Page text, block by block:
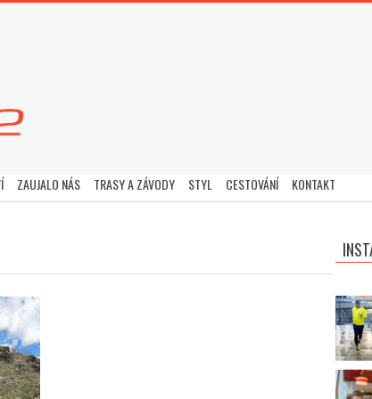
ZAUJALO NÁS TRASY A ZÁVODY STYL CESTOVÁNÍ KONTAKT